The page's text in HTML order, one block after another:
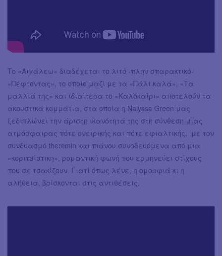
Το «Αιγάλεω» διαδέχεται το λιτό -πλην σπαρακτικό-
«Πέφτοντας», το οποίο μαζί με τα «Πάλι καλά», «Τα
μαλλιά της» και ιδιαίτερα το «Καλοκαίρι» αποτελούν τα
ακουστικά κομμάτια, στα οποία η Nalyssa Green μας
ξεδιπλώνει την άριστη ικανότητά της στη σύνθεση μιας
ατμόσφαιρας πότε ονειρικής και πότε εφιαλτικής, με τον
συνδυασμό theremin και πιάνου συνοδευόμενα από μια
«κοριτσίστικη», ρομαντική φωνή που ερμηνεύει στίχους
που σε τσακίζουν. Γιατί όπως λένε, η ομορφιά κι η
αλήθεια, βρίσκονται στις αντιθέσεις.